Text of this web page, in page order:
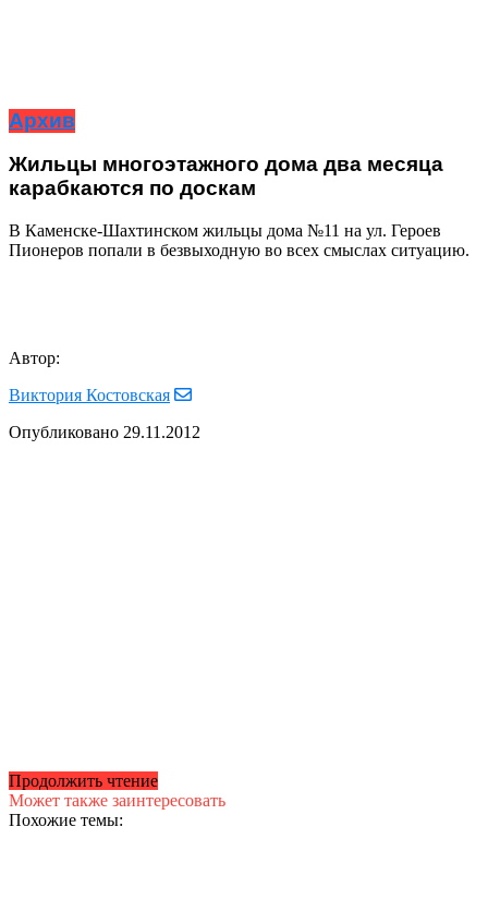
Архив
Жильцы многоэтажного дома два месяца
карабкаются по доскам
В Каменске-Шахтинском жильцы дома №11 на ул. Героев
Пионеров попали в безвыходную во всех смыслах ситуацию.
Автор:
Виктория Костовская
Опубликовано 29.11.2012
Продолжить чтение
Может также заинтересовать
Похожие темы: